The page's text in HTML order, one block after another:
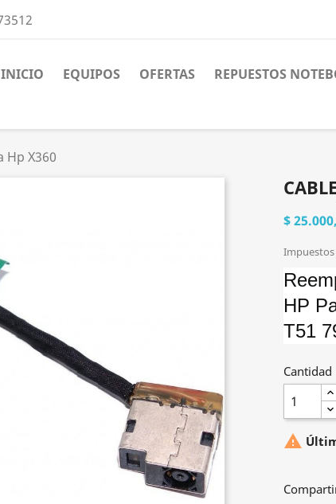
INICIO EQUIPOS OFERTAS REPUESTOS
Hp X360
$
HP
T51
Cantidad
